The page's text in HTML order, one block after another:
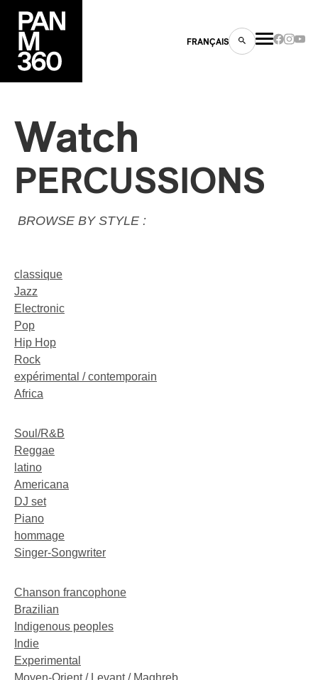
FRANÇAIS
Watch
PERCUSSIONS
BROWSE BY STYLE :
classique
Jazz
Electronic
Pop
Hip Hop
Rock
expérimental / contemporain
Africa
Soul/R&B
Reggae
latino
Americana
DJ set
Piano
hommage
Singer-Songwriter
Chanson francophone
Brazilian
Indigenous peoples
Indie
Experimental
Moyen-Orient / Levant / Maghreb